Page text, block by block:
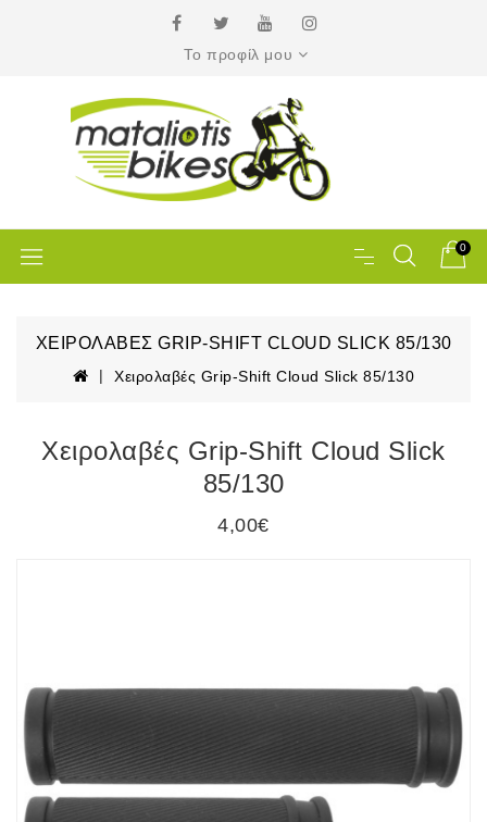
Το προφίλ μου
0
ΧΕΙΡΟΛΑΒΈΣ GRIP-SHIFT CLOUD SLICK 85/130
Χειρολαβές Grip-Shift Cloud Slick 85/130
Χειρολαβές Grip-Shift Cloud Slick
85/130
4,00€